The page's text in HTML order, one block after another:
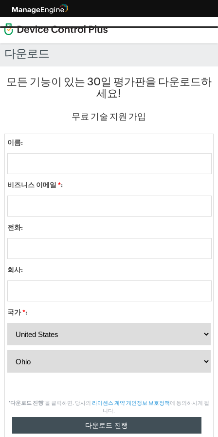
다운로드
모든 기능이 있는 30일 평가판을 다운로드하
세요!
무료 기술 지원 가입
이름:
비즈니스 이메일 *:
전화:
회사:
국가*:
'다운로드 진행'을 클릭하면, 당사의 라이센스 계약개인정보 보호정책에 동의하시게 됩
니다.